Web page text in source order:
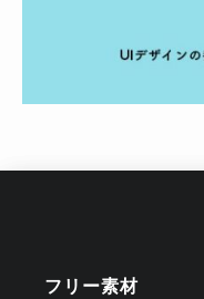
フリー素材